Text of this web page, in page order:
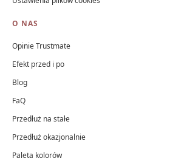
O NAS
Opinie Trustmate
Efekt przed i po
Blog
FaQ
Przedłuż na stałe
Przedłuż okazjonalnie
Paleta kolorów